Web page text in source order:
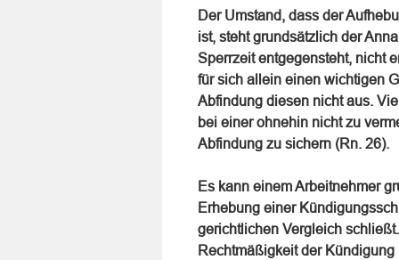
Der Umstand, dass der
ist, steht grundsätzlich der
Sperrzeit entgegensteht, nicht
für sich allein einen wichtigen
Abfindung diesen nicht aus.
bei einer ohnehin nicht zu
Abfindung zu sichern (Rn. 26).
Es kann einem Arbeitnehmer
Erhebung einer
gerichtlichen Vergleich
Rechtmäßigkeit der